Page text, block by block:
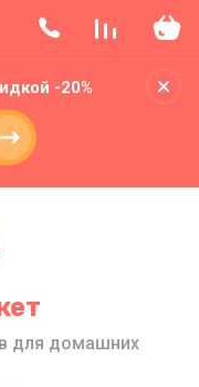
-20%
для домашних